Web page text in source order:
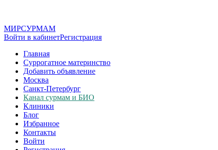
МИРСУРМАМ
Войти в кабинетРегистрация
Главная
Суррогатное материнство
Добавить объявление
Москва
Санкт-Петербург
Канал сурмам и БИО
Клиники
Блог
Избранное
Контакты
Войти